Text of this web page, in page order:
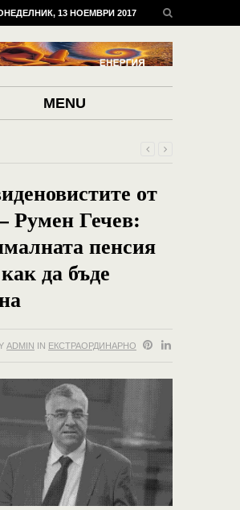
13 НОЕМВРИ 2017
MENU
от
Румен Гечев:
пенсия
да бъде
ADMIN IN ЕКСТРАОРДИНАРНО